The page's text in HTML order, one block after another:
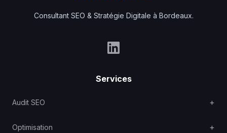
Consultant SEO & Stratégie Digitale à Bordeaux.
Services
Audit SEO
Optimisation